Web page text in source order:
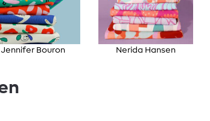
Jennifer Bouron Nerida Hansen